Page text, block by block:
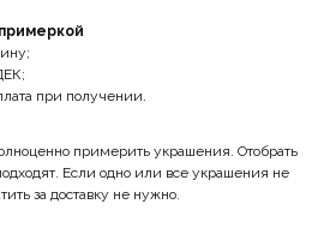
при получении.
примерить украшения. Отобрать
Если одно или все украшения не
за доставку не нужно.